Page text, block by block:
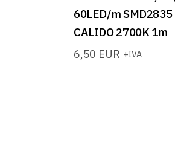
60LED/m SMD2835
CALIDO 2700K 1m
6,50 EUR +IVA